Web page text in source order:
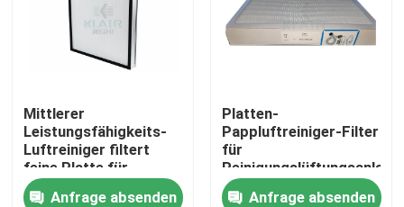
Über uns
Fabrik-Ausflug
Qualitätskontrolle
Mittlerer
Leistungsfähigkeits-
Luftreiniger filtert
feine Platte für
Klimaanlage-Einheit
Anfrage absenden
Platten-
Pappluftreiniger-Filter
für
Reinigungslüftungsanlage
Anfrage absenden